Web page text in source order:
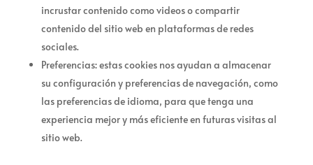
incrustar contenido como videos o compartir
contenido del sitio web en plataformas de redes
sociales.
Preferencias: estas cookies nos ayudan a almacenar
su configuración y preferencias de navegación, como
las preferencias de idioma, para que tenga una
experiencia mejor y más eficiente en futuras visitas al
sitio web.